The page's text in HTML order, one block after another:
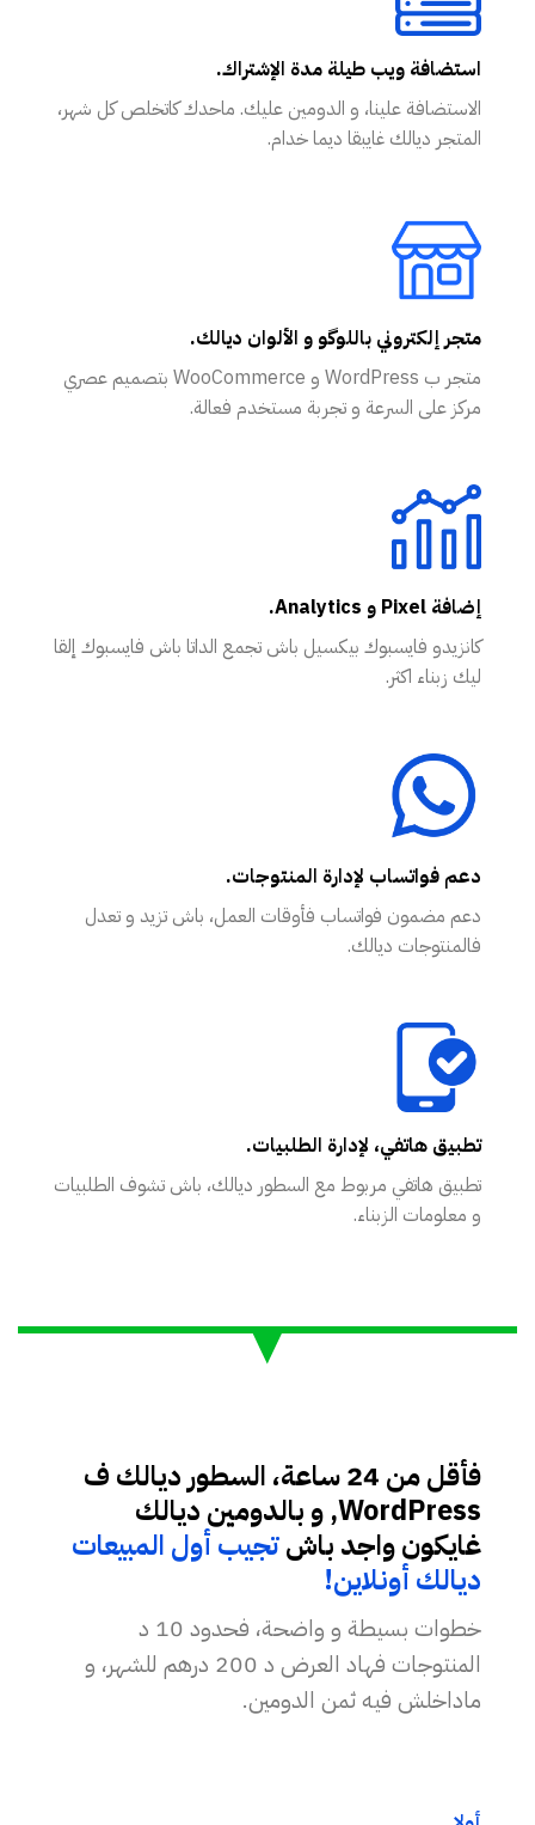
استضافة ويب طيلة مدة الإشتراك.
الاستضافة علينا، و الدومين عليك. ماحدك كاتخلص كل شهر،
المتجر ديالك غايبقا ديما خدام.
متجر إلكتروني باللوگو و الألوان ديالك.
متجر ب WordPress و WooCommerce بتصميم عصري
مركز على السرعة و تجربة مستخدم فعالة.
إضافة Pixel و Analytics.
كانزيدو فايسبوك بيكسيل باش تجمع الداتا باش فايسبوك إلقا
ليك زبناء اكثر.
دعم فواتساب لإدارة المنتوجات.
دعم مضمون فواتساب فأوقات العمل، باش تزيد و تعدل
فالمنتوجات ديالك.
تطبيق هاتفي، لإدارة الطلبيات.
تطبيق هاتفي مربوط مع السطور ديالك، باش تشوف الطلبيات
و معلومات الزبناء.
فأقل من 24 ساعة، السطور ديالك ف
WordPress, و بالدومين ديالك
غايكون واجد باشتجيب أول المبيعات
ديالك أونلاين!
خطوات بسيطة و واضحة، فحدود 10 د
المنتوجات فهاد العرض د 200 درهم للشهر، و
ماداخلش فيه ثمن الدومين.